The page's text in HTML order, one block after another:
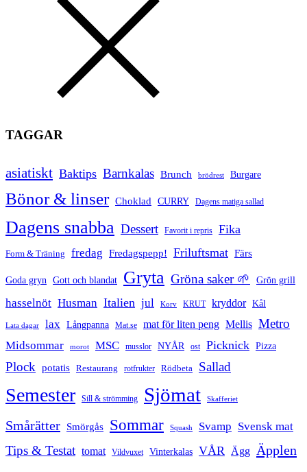
TAGGAR
asiatiskt Baktips Barnkalas Brunch brödrest Burgare
Bönor & linser Choklad CURRY Dagens matiga sallad
Dagens snabba Dessert Favorit i repris Fika
Form & Träning fredag Fredagspepp! Friluftsmat Färs
Goda gryn Gott och blandat Gryta Gröna saker 🌱 Grön grill
hasselnöt Husman Italien jul Korv KRUT kryddor Kål
Lata dagar lax Långpanna Mat.se mat för liten peng Mellis Metro
Midsommar morot MSC musslor NYÅR ost Picknick Pizza
Plock potatis Restaurang rotfrukter Rödbeta Sallad
Semester Sill & strömming Sjömat Skafferiet
Smårätter Smörgås Sommar Squash Svamp Svensk mat
Tips & Testat tomat Vildvuxet Vinterkalas VÅR Ägg Äpplen